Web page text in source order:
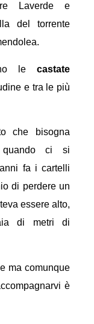
Laverde e
del torrente
le castate
e tra le più
che bisogna
quando ci si
fa i cartelli
di perdere un
essere alto,
di metri di
ma comunque
è